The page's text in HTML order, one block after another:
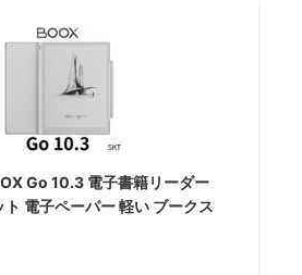
Go 10.3 電子書籍リーダー
電子ペーパー 軽い ブークス